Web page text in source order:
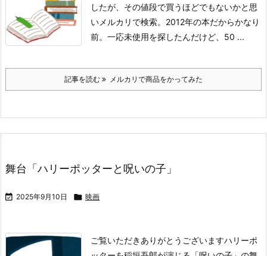
したが、その値段で買うほどでもないかと思
いメルカリで検索。 2012年の本だからかなり
前。 一応未使用を探したんだけど、50 ...
記事を読む メルカリで商品をかってみた
舞台「ハリーポッターと呪いの子」
 2025年9月10日  映画
ご覧いただきありがとうございますハリーポ